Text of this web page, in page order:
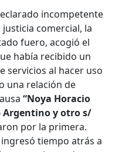
incompetente
comercial, la
fuero, acogió el
había recibido un
servicios al hacer uso
una relación de
“Noya Horacio
Argentino y otro s/
por la primera.
ingresó tiempo atrás a